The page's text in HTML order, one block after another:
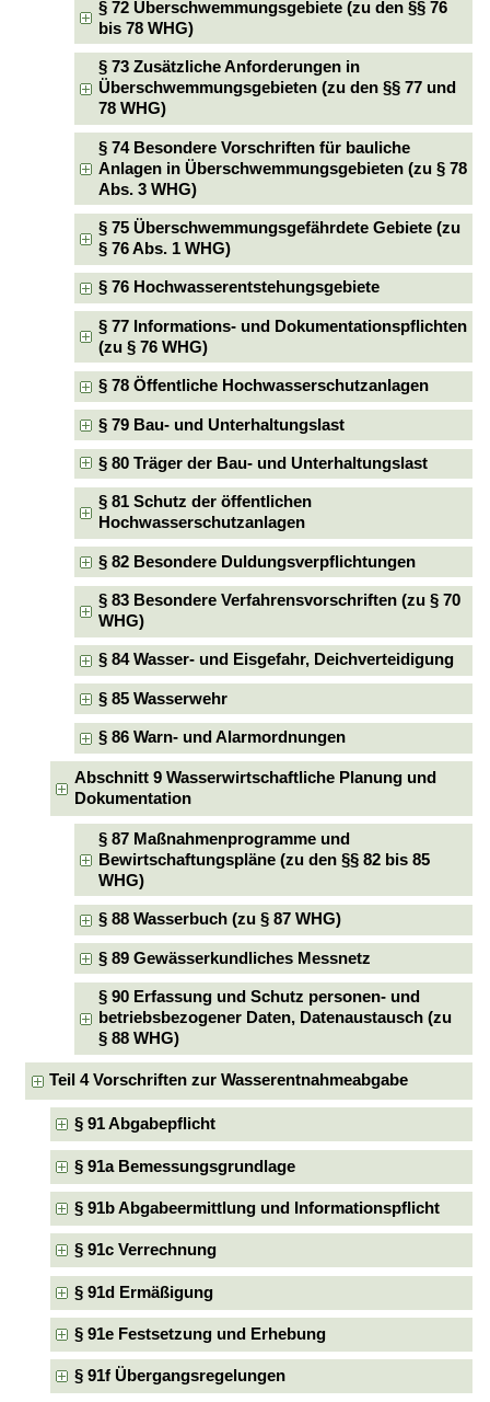
§ 72 Überschwemmungsgebiete (zu den §§ 76
bis 78 WHG)
§ 73 Zusätzliche Anforderungen in
Überschwemmungsgebieten (zu den §§ 77 und
78 WHG)
§ 74 Besondere Vorschriften für bauliche
Anlagen in Überschwemmungsgebieten (zu § 78
Abs. 3 WHG)
§ 75 Überschwemmungsgefährdete Gebiete (zu
§ 76 Abs. 1 WHG)
§ 76 Hochwasserentstehungsgebiete
§ 77 Informations- und Dokumentationspflichten
(zu § 76 WHG)
§ 78 Öffentliche Hochwasserschutzanlagen
§ 79 Bau- und Unterhaltungslast
§ 80 Träger der Bau- und Unterhaltungslast
§ 81 Schutz der öffentlichen
Hochwasserschutzanlagen
§ 82 Besondere Duldungsverpflichtungen
§ 83 Besondere Verfahrensvorschriften (zu § 70
WHG)
§ 84 Wasser- und Eisgefahr, Deichverteidigung
§ 85 Wasserwehr
§ 86 Warn- und Alarmordnungen
Abschnitt 9 Wasserwirtschaftliche Planung und
Dokumentation
§ 87 Maßnahmenprogramme und
Bewirtschaftungspläne (zu den §§ 82 bis 85
WHG)
§ 88 Wasserbuch (zu § 87 WHG)
§ 89 Gewässerkundliches Messnetz
§ 90 Erfassung und Schutz personen- und
betriebsbezogener Daten, Datenaustausch (zu
§ 88 WHG)
Teil 4 Vorschriften zur Wasserentnahmeabgabe
§ 91 Abgabepflicht
§ 91a Bemessungsgrundlage
§ 91b Abgabeermittlung und Informationspflicht
§ 91c Verrechnung
§ 91d Ermäßigung
§ 91e Festsetzung und Erhebung
§ 91f Übergangsregelungen